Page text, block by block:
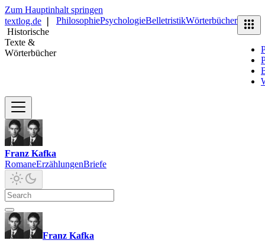
Zum Hauptinhalt springen
textlog.de
Historische
Texte &
Wörterbücher
PhilosophiePsychologieBelletristikWörterbücher
Franz Kafka
RomaneErzählungenBriefe
Franz Kafka